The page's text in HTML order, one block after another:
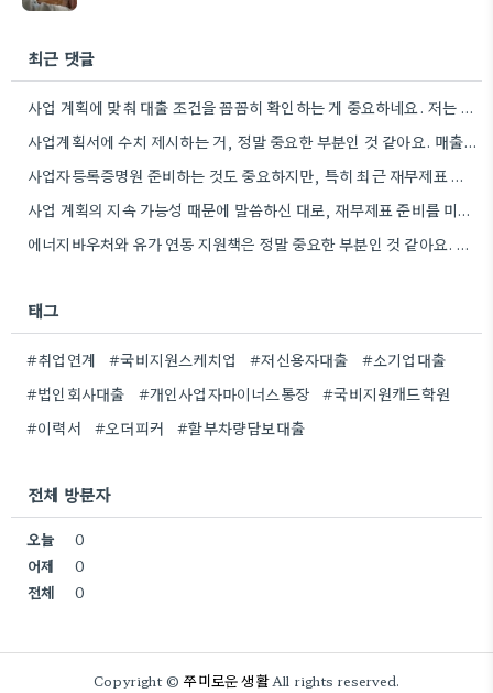
최근 댓글
사업 계획에 맞춰 대출 조건을 꼼꼼히 확인하는 게 중요하네요. 저는 사업 확장 시 금리 변화를…
사업계획서에 수치 제시하는 거, 정말 중요한 부분인 것 같아요. 매출 성장률이나 고용 목표를 구체적으로 적으면…
사업자등록증명원 준비하는 것도 중요하지만, 특히 최근 재무제표 유효기간 꼭 확인해야 해요. 제가 최근 사업 계획서…
사업 계획의 지속 가능성 때문에 말씀하신 대로, 재무제표 준비를 미리 해두는 게 정말 중요하네요. 특히…
에너지바우처와 유가 연동 지원책은 정말 중요한 부분인 것 같아요. 특히 농어민분들이 에너지 가격 변동에 덜…
태그
#취업연계 #국비지원스케치업 #저신용자대출
#소기업대출
#법인회사대출
#개인사업자마이너스통장
#국비지원캐드학원
#이력서
#오더피커 #할부차량담보대출
전체 방문자
오늘
0
어제
0
전체
0
Copyright ©쭈미로운 생활All rights reserved.